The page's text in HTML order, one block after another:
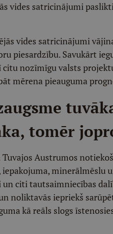
vides satricinājumi
vides satricinājumi
piesardzību. Savukārt
nozīmīgu valsts
mērena pieauguma
tomēr
Austrumos
minerālmēslu
citi tautsaimniecības
noliktavās iepriekš
kā reāls slogs